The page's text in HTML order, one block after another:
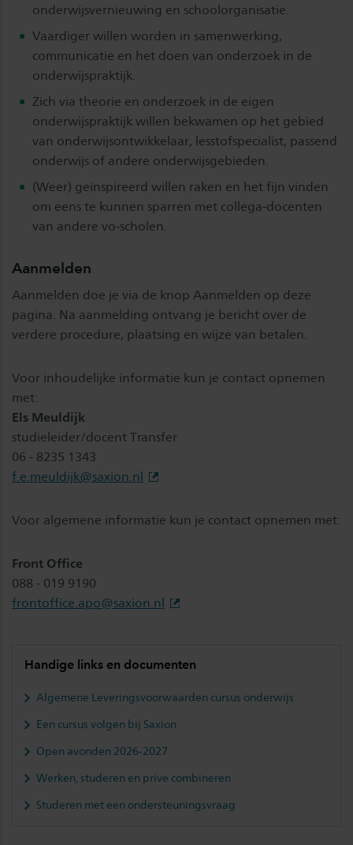
onderwijsvernieuwing en schoolorganisatie.
Vaardiger willen worden in samenwerking,
communicatie en het doen van onderzoek in de
onderwijspraktijk.
Zich via theorie en onderzoek in de eigen
onderwijspraktijk willen bekwamen op het gebied
van onderwijsontwikkelaar, lesstofspecialist, passend
onderwijs of andere onderwijsgebieden.
(Weer) geïnspireerd willen raken en het fijn vinden
om eens te kunnen sparren met collega-docenten
van andere vo-scholen.
Aanmelden
Aanmelden doe je via de knop Aanmelden op deze
pagina. Na aanmelding ontvang je bericht over de
verdere procedure, plaatsing en wijze van betalen.
Voor inhoudelijke informatie kun je contact opnemen
met:
Els Meuldijk
studieleider/docent Transfer
06 - 8235 1343
f.e.meuldijk@saxion.nl
Voor algemene informatie kun je contact opnemen met:
Front Office
088 - 019 9190
frontoffice.apo@saxion.nl
Handige links en documenten
Algemene Leveringsvoorwaarden cursus onderwijs
Een cursus volgen bij Saxion
Open avonden 2026-2027
Werken, studeren en prive combineren
Studeren met een ondersteuningsvraag